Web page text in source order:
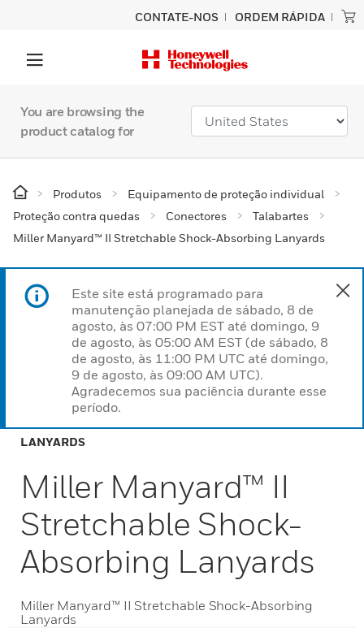
CONTATE-NOS ORDEM RÁPIDA
You are browsing the
product catalog for
Produtos
Equipamento de proteção individual
Proteção contra quedas
Conectores
Talabartes
Miller Manyard™ II Stretchable Shock-Absorbing Lanyards
Este site está programado para
manutenção planejada de sábado, 8 de
agosto, às 07:00 PM EST até domingo, 9
de agosto, às 05:00 AM EST (de sábado, 8
de agosto, às 11:00 PM UTC até domingo,
9 de agosto, às 09:00 AM UTC).
Agradecemos sua paciência durante esse
período.
LANYARDS
Miller Manyard™ II
Stretchable Shock-
Absorbing Lanyards
Miller Manyard™ II Stretchable Shock-Absorbing
Lanyards